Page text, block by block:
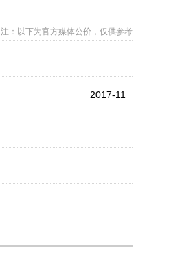
注：以下为官方媒体公价，仅供参考
2017-11